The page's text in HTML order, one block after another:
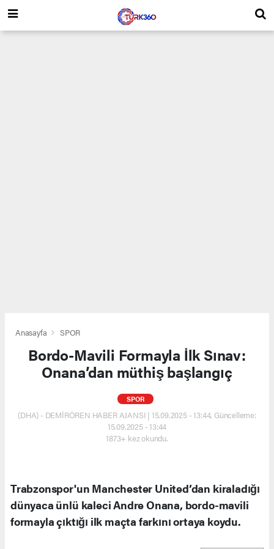
Anasayfa SPOR
Bordo-Mavili Formayla İlk Sınav:
Onana’dan müthiş başlangıç
SPOR
(DHA) - DEMİRÖREN HABER AJANSI | 15.09.2025 - 13:44, Güncelleme:
15.09.2025 - 13:44
1873+ kez okundu.
Trabzonspor'un Manchester United’dan kiraladığı
dünyaca ünlü kaleci Andre Onana, bordo-mavili
formayla çıktığı ilk maçta farkını ortaya koydu.